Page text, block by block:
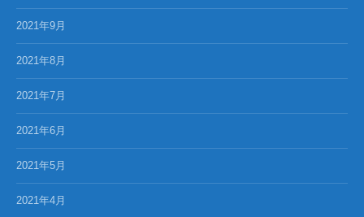
2021年9月
2021年8月
2021年7月
2021年6月
2021年5月
2021年4月